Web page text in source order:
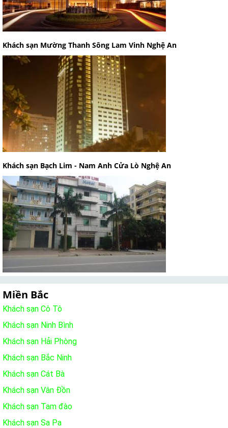
Khách sạn Mường Thanh Sông Lam Vinh Nghệ An
Khách sạn Bạch Lim - Nam Anh Cửa Lò Nghệ An
Miền Bắc
Khách sạn Cô Tô
Khách sạn Ninh Bình
Khách sạn Hải Phòng
Khách sạn Bắc Ninh
Khách sạn Cát Bà
Khách sạn Vân Đồn
Khách sạn Tam đào
Khách sạn Sa Pa